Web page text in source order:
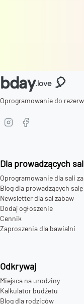
bday.love 🎈
Oprogramowanie do
Dla prowadzących
Oprogramowanie dla sali
Blog dla prowadzących
Newsletter dla sal zabaw
Dodaj ogłoszenie
Cennik
Zaproszenia dla bawialni
Odkrywaj
Miejsca na urodziny
Kalkulator budżetu
Blog dla rodziców